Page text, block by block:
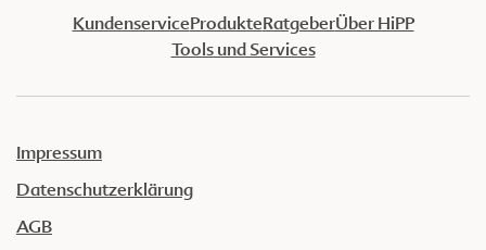
KundenserviceProdukteRatgeberÜber HiPP
Tools und Services
Impressum
Datenschutzerklärung
AGB